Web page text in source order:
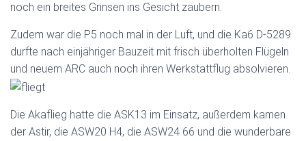
noch ein breites Grinsen ins Gesicht zaubern.
Zudem war die P5 noch mal in der Luft, und die Ka6 D-5289
durfte nach einjähriger Bauzeit mit frisch überholten Flügeln
und neuem ARC auch noch ihren Werkstattflug absolvieren.
Die Akaflieg hatte die ASK13 im Einsatz, außerdem kamen
der Astir, die ASW20 H4, die ASW24 66 und die wunderbare